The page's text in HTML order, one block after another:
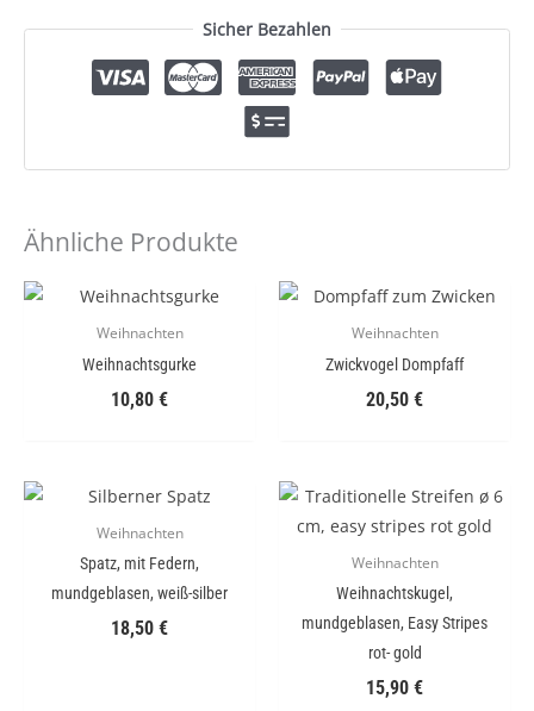
Sicher Bezahlen
Ähnliche Produkte
Weihnachten
Weihnachtsgurke
10,80 €
Weihnachten
Zwickvogel Dompfaff
20,50 €
Weihnachten
Spatz, mit Federn,
mundgeblasen, weiß-silber
18,50 €
Weihnachten
Weihnachtskugel,
mundgeblasen, Easy Stripes
rot- gold
15,90 €